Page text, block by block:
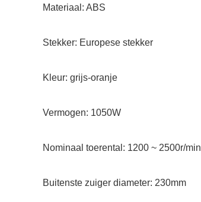
Materiaal: ABS
Stekker: Europese stekker
Kleur: grijs-oranje
Vermogen: 1050W
Nominaal toerental: 1200 ~ 2500r/min
Buitenste zuiger diameter: 230mm